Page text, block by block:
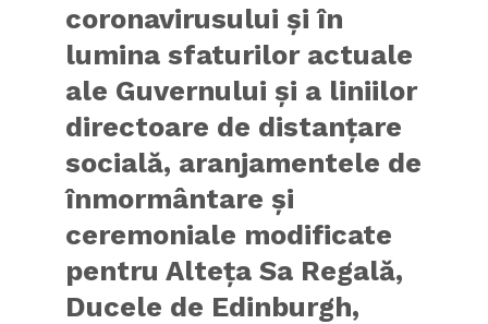
coronavirusului și în
lumina sfaturilor actuale
ale Guvernului și a liniilor
directoare de distanțare
socială, aranjamentele de
înmormântare și
ceremoniale modificate
pentru Alteța Sa Regală,
Ducele de Edinburgh,